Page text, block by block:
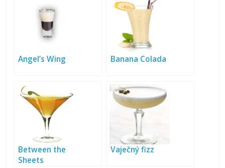
Angel’s Wing Banana Colada
Between the
Sheets
Vaječný fizz